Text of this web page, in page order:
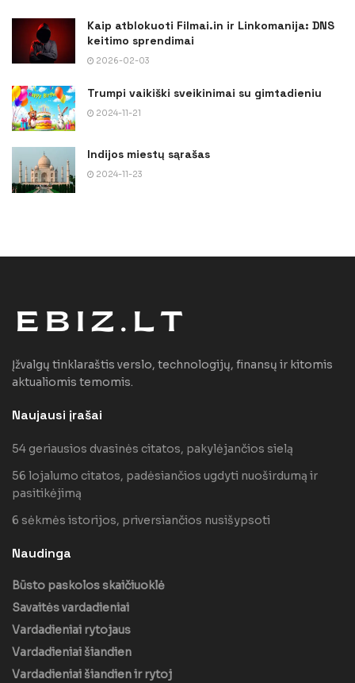
Kaip atblokuoti Filmai.in ir Linkomanija: DNS
keitimo sprendimai
2026-02-03
Trumpi vaikiški sveikinimai su gimtadieniu
2024-11-21
Indijos miestų sąrašas
2024-11-23
Įžvalgų tinklaraštis verslo, technologijų, finansų ir kitomis
aktualiomis temomis.
Naujausi įrašai
54 geriausios dvasinės citatos, pakylėjančios sielą
56 lojalumo citatos, padėsiančios ugdyti nuoširdumą ir
pasitikėjimą
6 sėkmės istorijos, priversiančios nusišypsoti
Naudinga
Būsto paskolos skaičiuoklė
Savaitės vardadieniai
Vardadieniai rytojaus
Vardadieniai šiandien
Vardadieniai šiandien ir rytoj